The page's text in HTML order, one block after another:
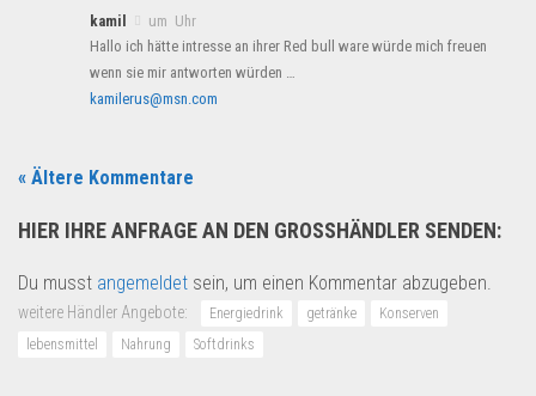
kamil
um Uhr
Hallo ich hätte intresse an ihrer Red bull ware würde mich freuen
wenn sie mir antworten würden …
kamilerus@msn.com
« Ältere Kommentare
HIER IHRE ANFRAGE AN DEN GROSSHÄNDLER SENDEN:
Du musst angemeldet sein, um einen Kommentar abzugeben.
weitere Händler Angebote: Energiedrink getränke
Konserven
lebensmittel
Nahrung Softdrinks